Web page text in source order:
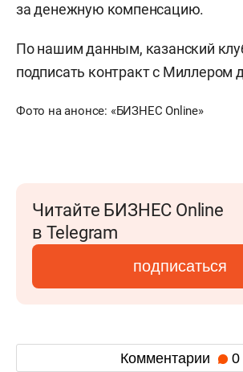
за денежную компенсацию.
По нашим данным, казанский
подписать контракт с Миллером
Фото на анонсе: «БИЗНЕС Online»
Читайте БИЗНЕС Online
в Telegram
подписаться
Комментарии 0